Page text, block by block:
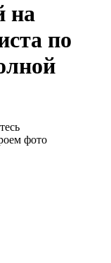
на
по
фото